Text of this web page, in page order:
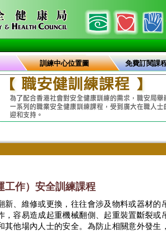
訓練中心位置圖 免費訂閱課
工作）安全訓練課程
新、維修或更換，往往會涉及物料或器材的
，容易造成起重機械翻側、起重裝置斷裂或
其他場內人士的安全。為防止相關意外發生